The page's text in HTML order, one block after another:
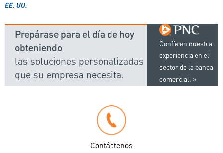
EE. UU.
Confíe en nuestra
experiencia en el
sector de la banca
comercial.
Prepárase para el día de hoy
obteniendo
las soluciones personalizadas
que su empresa necesita.
Contáctenos